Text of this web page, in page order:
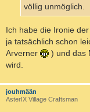
völlig unmöglich.
Ich habe die Ironie
ja tatsächlich schon
Arverner
) und das
wird.
jouhmään
AsterIX Village Craftsman